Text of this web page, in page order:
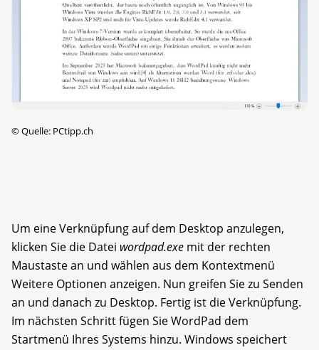
©Quelle: PCtipp.ch
Um eine Verknüpfung auf dem Desktop anzulegen,
klicken Sie die Datei wordpad.exe mit der rechten
Maustaste an und wählen aus dem Kontextmenü
Weitere Optionen anzeigen. Nun greifen Sie zu Senden
an und danach zu Desktop. Fertig ist die Verknüpfung.
Im nächsten Schritt fügen Sie WordPad dem
Startmenü Ihres Systems hinzu. Windows speichert